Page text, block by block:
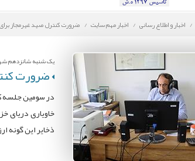
اخبار و اطلاع رسانی اخبار مهم سایت ضرورت کنترل صید غیرمجاز برای
یک شنبه شانزدهم
ضرورت
در سومین جلسه
خاویاری دریای
ذخایر این گونه